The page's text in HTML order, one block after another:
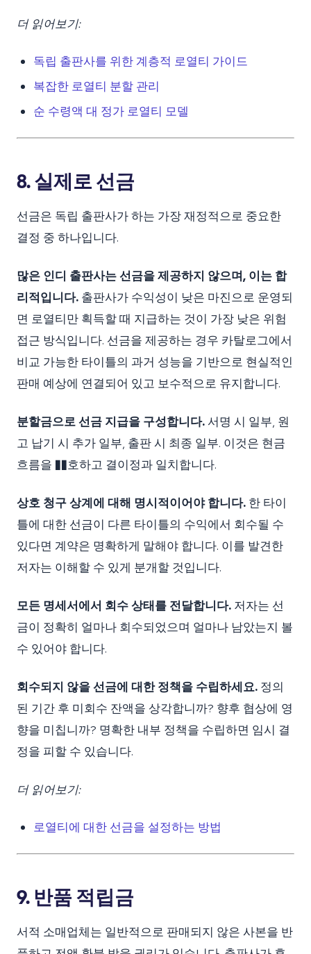
더 읽어보기:
독립 출판사를 위한 계층적 로열티 가이드
복잡한 로열티 분할 관리
순 수령액 대 정가 로열티 모델
8. 실제로 선금
선금은 독립 출판사가 하는 가장 재정적으로 중요한
결정 중 하나입니다.
많은 인디 출판사는 선금을 제공하지 않으며, 이는 합
리적입니다. 출판사가 수익성이 낮은 마진으로 운영되
면 로열티만 획득할 때 지급하는 것이 가장 낮은 위험
접근 방식입니다. 선금을 제공하는 경우 카탈로그에서
비교 가능한 타이틀의 과거 성능을 기반으로 현실적인
판매 예상에 연결되어 있고 보수적으로 유지합니다.
분할금으로 선금 지급을 구성합니다. 서명 시 일부, 원
고 납기 시 추가 일부, 출판 시 최종 일부. 이것은 현금
흐름을 ��호하고 결이정과 일치합니다.
상호 청구 상계에 대해 명시적이어야 합니다. 한 타이
틀에 대한 선금이 다른 타이틀의 수익에서 회수될 수
있다면 계약은 명확하게 말해야 합니다. 이를 발견한
저자는 이해할 수 있게 분개할 것입니다.
모든 명세서에서 회수 상태를 전달합니다. 저자는 선
금이 정확히 얼마나 회수되었으며 얼마나 남았는지 볼
수 있어야 합니다.
회수되지 않을 선금에 대한 정책을 수립하세요. 정의
된 기간 후 미회수 잔액을 상각합니까? 향후 협상에 영
향을 미칩니까? 명확한 내부 정책을 수립하면 임시 결
정을 피할 수 있습니다.
더 읽어보기:
로열티에 대한 선금을 설정하는 방법
9. 반품 적립금
서적 소매업체는 일반적으로 판매되지 않은 사본을 반